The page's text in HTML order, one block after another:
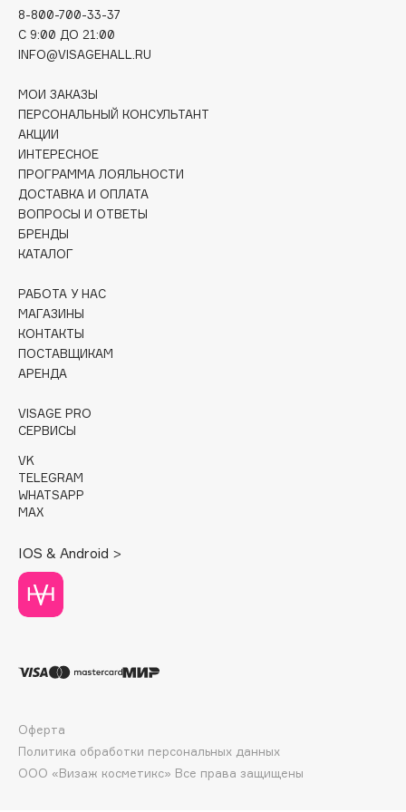
Collagenina
Consly
Corimo
CosRX
Cottolina
Crescina
Cunzite
Curaprox
D
d'Alba
DABO
Darphin
Deonica
Dior
Divage
Dolomit
Dorco
DP Daily Perfection
Dr.Ceuracle
DSD de Luxe
Dyson
8-800-700-33-37
C 9:00 ДО 21:00
INFO@VISAGEHALL.RU
МОИ ЗАКАЗЫ
ПЕРСОНАЛЬНЫЙ КОНСУЛЬТАНТ
АКЦИИ
ИНТЕРЕСНОЕ
ПРОГРАММА ЛОЯЛЬНОСТИ
ДОСТАВКА И ОПЛАТА
ВОПРОСЫ И ОТВЕТЫ
БРЕНДЫ
КАТАЛОГ
РАБОТА У НАС
МАГАЗИНЫ
КОНТАКТЫ
ПОСТАВЩИКАМ
АРЕНДА
VISAGE PRO
СЕРВИСЫ
VK
TELEGRAM
WHATSAPP
MAX
IOS & Android >
ООО «Визаж косметикс» Все права защищены
Оферта
Политика обработки персональных данных